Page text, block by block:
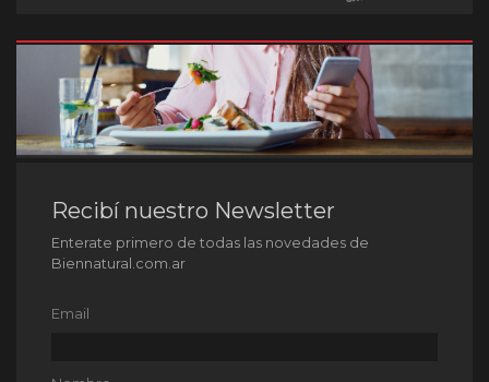
Recibí nuestro Newsletter
Enterate primero de todas las novedades de
Biennatural.com.ar
Email